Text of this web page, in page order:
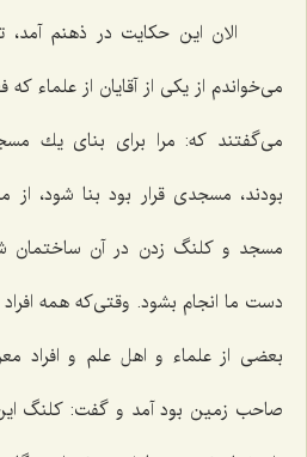
الان این حكایت در ذهنم
می‌خواندم از یكی از آقایان از علماء كه
می‌گفتند كه: مرا برای بنای یك
بودند، مسجدی قرار بود بنا شود، از
مسجد و كلنگ زدن در آن ساختمان
دست ما انجام بشود. وقتی‌كه همه افراد
بعضی از علماء و اهل علم و افراد
صاحب زمین بود آمد و گفت: كلنگ